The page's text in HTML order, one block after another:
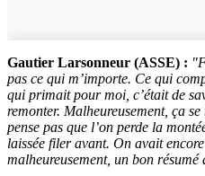
Gautier Larsonneur (ASSE) :
pas ce qui m’importe. Ce qui
qui primait pour moi, c’était de
remonter. Malheureusement, ça
pense pas que l’on perde la
laissée filer avant. On avait
malheureusement, un bon résumé